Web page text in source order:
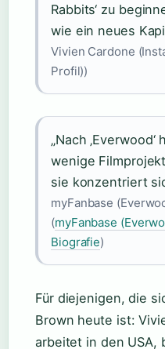
Rabbits‘ zu
wie ein neues
Vivien Cardone
Profil))
„Nach
wenige
sie konzentriert
myFanbase
(myFanbase
Biografie)
Für diejenigen, die
Brown heute ist:
arbeitet in den USA,